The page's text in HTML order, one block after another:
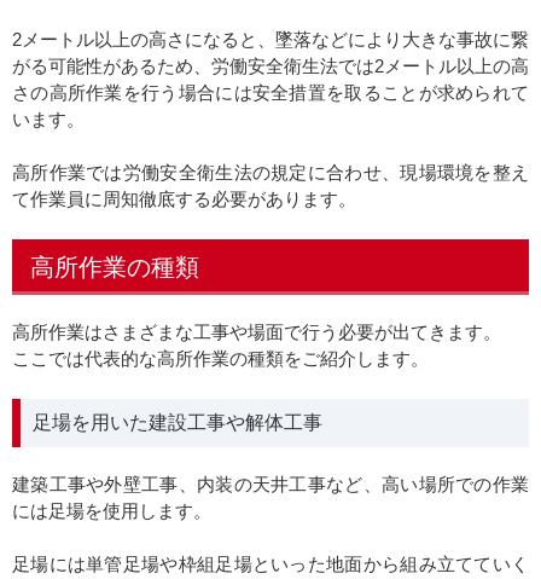
2メートル以上の高さになると、墜落などにより大きな事故に繋
がる可能性があるため、労働安全衛生法では2メートル以上の高
さの高所作業を行う場合には安全措置を取ることが求められて
います。
高所作業では労働安全衛生法の規定に合わせ、現場環境を整え
て作業員に周知徹底する必要があります。
高所作業の種類
高所作業はさまざまな工事や場面で行う必要が出てきます。
ここでは代表的な高所作業の種類をご紹介します。
足場を用いた建設工事や解体工事
建築工事や外壁工事、内装の天井工事など、高い場所での作業
には足場を使用します。
足場には単管足場や枠組足場といった地面から組み立てていく